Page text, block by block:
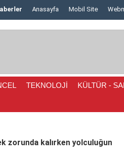
sakinlerinden Uğur Yılmaz’ın mutlu..
Anasayfa Mobil Site
TEKNOLOJİ KÜLTÜR -
zorunda kalırken yolculuğun